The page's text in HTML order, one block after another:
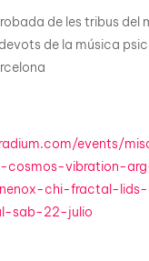
de les tribus del
de la música
events/
cosmos-vibration-
chi-fractal-
sab-22-julio